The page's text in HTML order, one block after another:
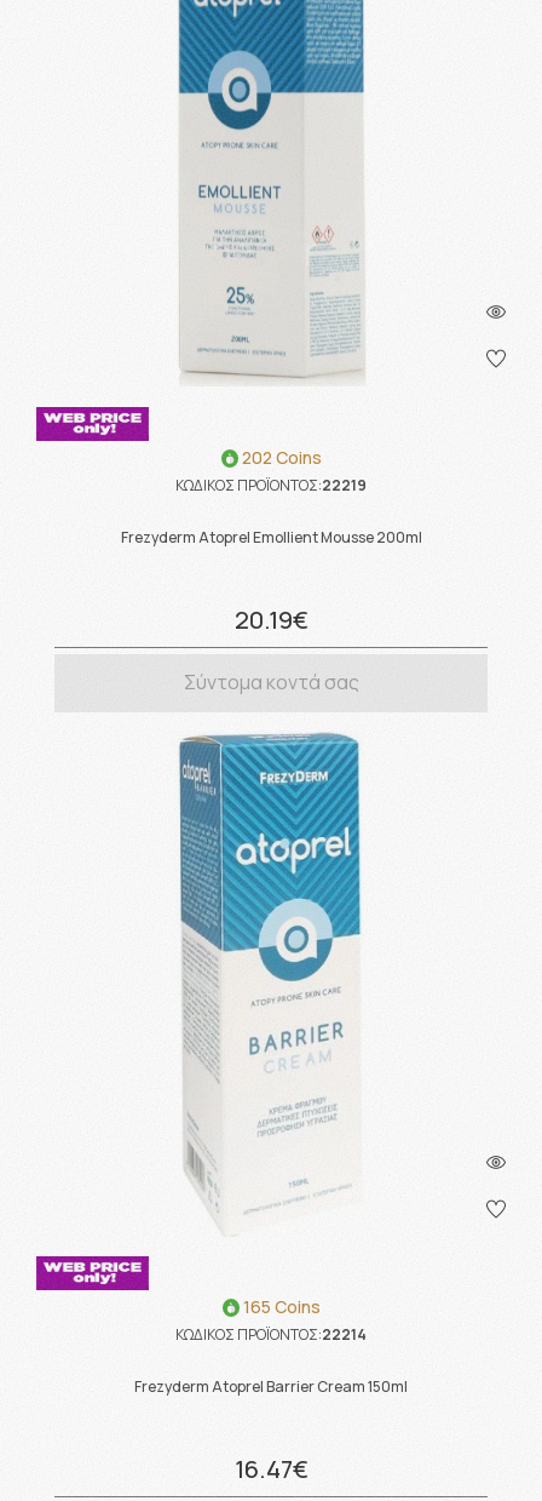
202 Coins
ΚΩΔΙΚΟΣ ΠΡΟΪΟΝΤΟΣ:22219
Frezyderm Atoprel Emollient Mousse 200ml
20.19€
Σύντομα κοντά σας
165 Coins
ΚΩΔΙΚΟΣ ΠΡΟΪΟΝΤΟΣ:22214
Frezyderm Atoprel Barrier Cream 150ml
16.47€